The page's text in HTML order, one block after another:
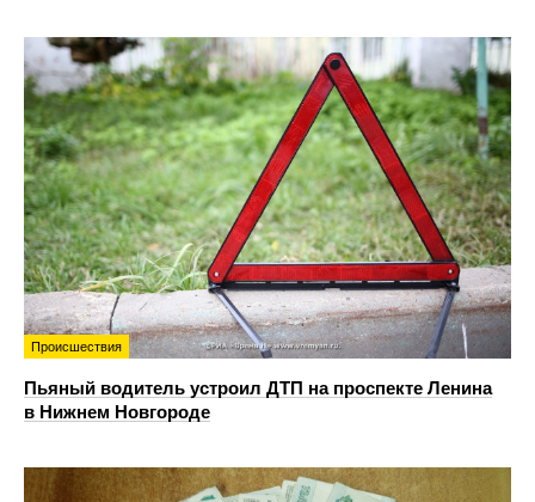
Происшествия
Пьяный водитель устроил ДТП на проспекте Ленина
в Нижнем Новгороде